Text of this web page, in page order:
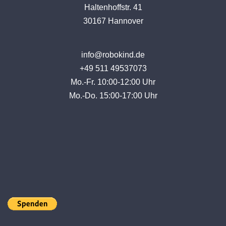
Haltenhoffstr. 41
30167 Hannover
info@robokind.de
+49 511 49537073
Mo.-Fr. 10:00-12:00 Uhr
Mo.-Do. 15:00-17:00 Uhr